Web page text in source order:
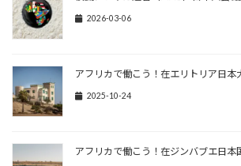
2026-03-06
アフリカで働こう！在エリトリア日本
2025-10-24
アフリカで働こう！在ジンバブエ日本